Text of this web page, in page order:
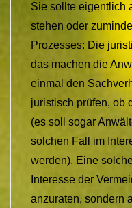
Sie sollte eigentlich
stehen oder
Prozesses: Die
das machen die
einmal den
juristisch prüfen, ob
(es soll sogar
solchen Fall im
werden). Eine
Interesse der
anzuraten, sondern